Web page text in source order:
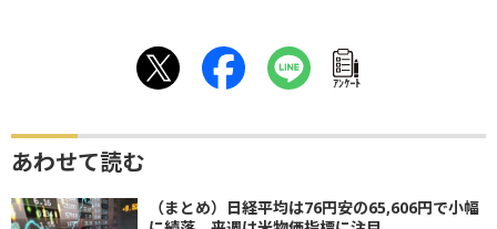
ｱﾝｹｰﾄ
あわせて読む
（まとめ）日経平均は76円安の65,606円で小幅